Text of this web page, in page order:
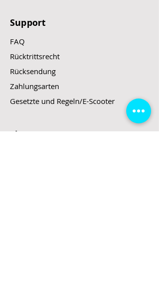
Support
FAQ
Rücktrittsrecht
Rücksendung
Zahlungsarten
Gesetzte und Regeln/E-Scooter
Shop